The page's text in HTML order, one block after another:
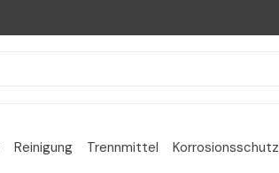
Reinigung Trennmittel Korrosionsschutz